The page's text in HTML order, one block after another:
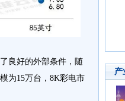
良好的外部条件，随
为15万台，8K彩电市
产